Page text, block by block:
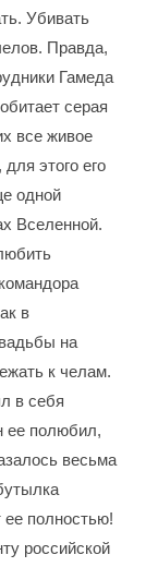
Убивать
Правда,
Гамеда
серая
все живое
этого его
одной
Вселенной.
в
на
к челам.
в себя
ее полюбил,
весьма
ее полностью!
российской